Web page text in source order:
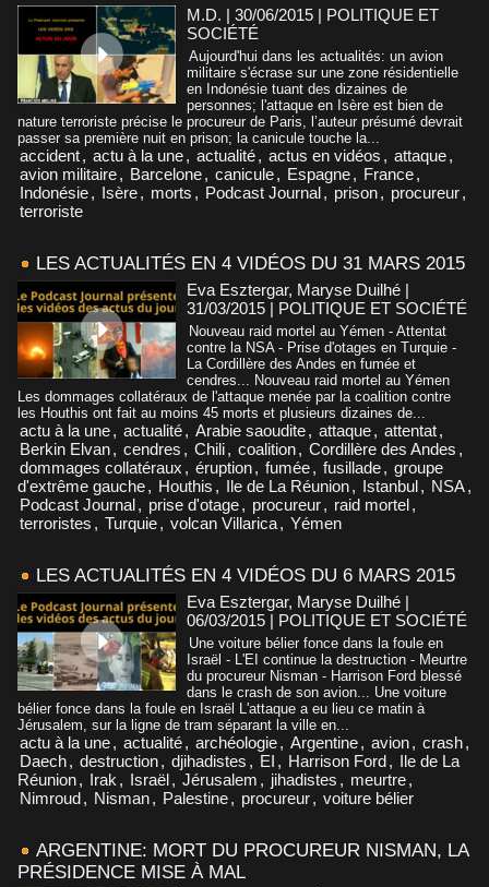
M.D. | 30/06/2015 | POLITIQUE ET
SOCIÉTÉ
Aujourd'hui dans les actualités: un avion
militaire s'écrase sur une zone résidentielle
en Indonésie tuant des dizaines de
personnes; l'attaque en Isère est bien de
nature terroriste précise le procureur de Paris, l’auteur présumé devrait
passer sa première nuit en prison; la canicule touche la...
accident, actu à la une, actualité, actus en vidéos , attaque,
avion militaire, Barcelone, canicule, Espagne, France,
Indonésie, Isère, morts , Podcast Journal, prison, procureur,
terroriste
LES ACTUALITÉS EN 4 VIDÉOS DU 31 MARS 2015
Eva Esztergar, Maryse Duilhé |
31/03/2015 | POLITIQUE ET SOCIÉTÉ
Nouveau raid mortel au Yémen - Attentat
contre la NSA - Prise d'otages en Turquie -
La Cordillère des Andes en fumée et
cendres... Nouveau raid mortel au Yémen
Les dommages collatéraux de l'attaque menée par la coalition contre
les Houthis ont fait au moins 45 morts et plusieurs dizaines de...
actu à la une, actualité, Arabie saoudite, attaque, attentat,
Berkin Elvan, cendres , Chili, coalition, Cordillère des Andes ,
dommages collatéraux , éruption, fumée, fusillade, groupe
d'extrême gauche, Houthis , Ile de La Réunion, Istanbul, NSA,
Podcast Journal, prise d'otage, procureur, raid mortel,
terroristes , Turquie, volcan Villarica, Yémen
LES ACTUALITÉS EN 4 VIDÉOS DU 6 MARS 2015
Eva Esztergar, Maryse Duilhé |
06/03/2015 | POLITIQUE ET SOCIÉTÉ
Une voiture bélier fonce dans la foule en
Israël - L'EI continue la destruction - Meurtre
du procureur Nisman - Harrison Ford blessé
dans le crash de son avion... Une voiture
bélier fonce dans la foule en Israël L'attaque a eu lieu ce matin à
Jérusalem, sur la ligne de tram séparant la ville en...
actu à la une, actualité, archéologie, Argentine, avion, crash,
Daech, destruction, djihadistes , EI , Harrison Ford, Ile de La
Réunion, Irak , Israël, Jérusalem , jihadistes , meurtre,
Nimroud, Nisman, Palestine, procureur, voiture bélier
ARGENTINE: MORT DU PROCUREUR NISMAN, LA
PRÉSIDENCE MISE À MAL